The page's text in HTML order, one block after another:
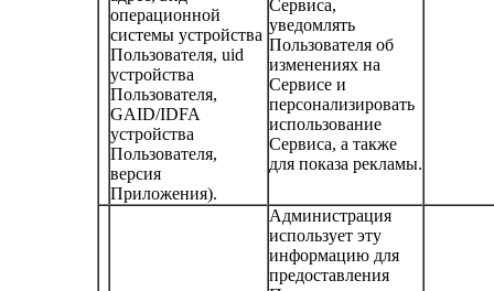
операционной
системы устройства
Пользователя, uid
устройства
Пользователя,
GAID/IDFA
устройства
Пользователя,
версия
Приложения).
Сервиса,
уведомлять
Пользователя об
изменениях на
Сервисе и
персонализировать
использование
Сервиса, а также
для показа рекламы.
Администрация
использует эту
информацию для
предоставления